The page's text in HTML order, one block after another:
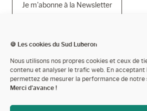
🍪 Les cookies du Sud Luberon
Nous utilisons nos propres cookies et ceux de
contenu et analyser le trafic web. En acceptant
permettez de mesurer la performance de
Merci d'avance !
Je m'abonne à la Newsletter
Mentions légales
Politique de confidentialité